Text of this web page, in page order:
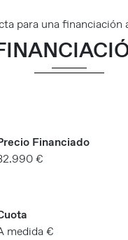
para una financiación
Financiado
€
medida €